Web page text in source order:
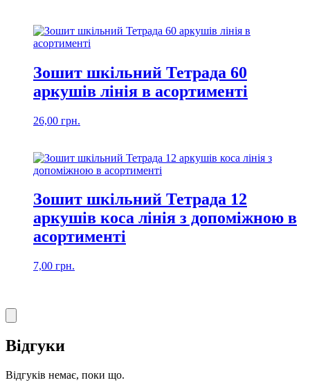
Зошит шкільний Тетрада 60
аркушів лінія в асортименті
26,00 грн.
Зошит шкільний Тетрада 12
аркушів коса лінія з допоміжною в
асортименті
7,00 грн.
Відгуки
Відгуків немає, поки що.